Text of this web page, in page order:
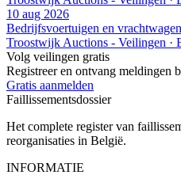
10 aug 2026
Bedrijfsvoertuigen en
Troostwijk Auctions - Veilingen ·
Volg veilingen gratis
Registreer en ontvang meldingen
Gratis aanmelden
Faillissementsdossier
Het complete register van
reorganisaties in België.
INFORMATIE